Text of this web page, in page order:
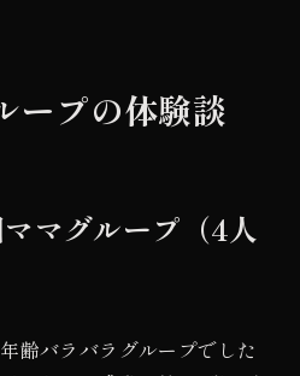
ープの体験談
ママグループ（4人
齢バラバラグループでした